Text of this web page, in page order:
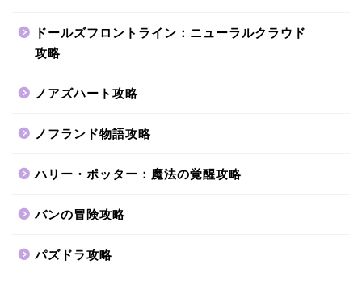
ドールズフロントライン：ニューラルクラウド
攻略
ノアズハート攻略
ノフランド物語攻略
ハリー・ポッター：魔法の覚醒攻略
バンの冒険攻略
パズドラ攻略